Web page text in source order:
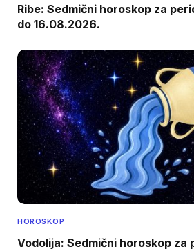
Ribe: Sedmični horoskop za
do 16.08.2026.
HOROSKOP
Vodolija: Sedmični horoskop za